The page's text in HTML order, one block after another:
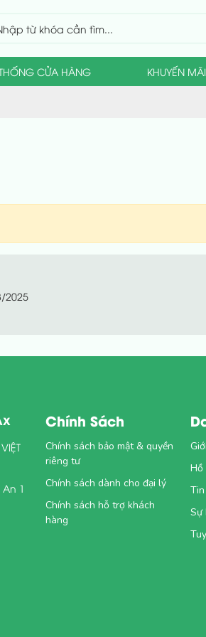
CỬA HÀNG KHUYẾN MÃI
2025
1
Chính Sách
Chính sách bảo mật & quyền
riêng tư
Chính sách dành cho đại lý
Chính sách hỗ trợ khách
hàng
Hồ
Sự